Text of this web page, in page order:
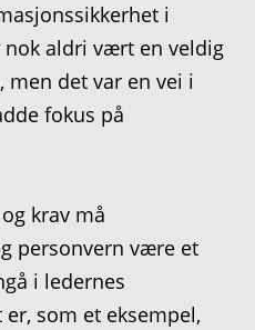
i
aldri vært en veldig
men det var en vei i
fokus på
krav må
personvern være et
i ledernes
som et eksempel,